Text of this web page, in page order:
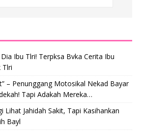
Ibu Tlri! Terpksa Bvka Cerita Ibu
Tlri
– Penunggang Motosikal Nekad Bayar
Tapi Adakah Mereka…
Lihat Jahidah Sakit, Tapi Kasihankan
Bayl